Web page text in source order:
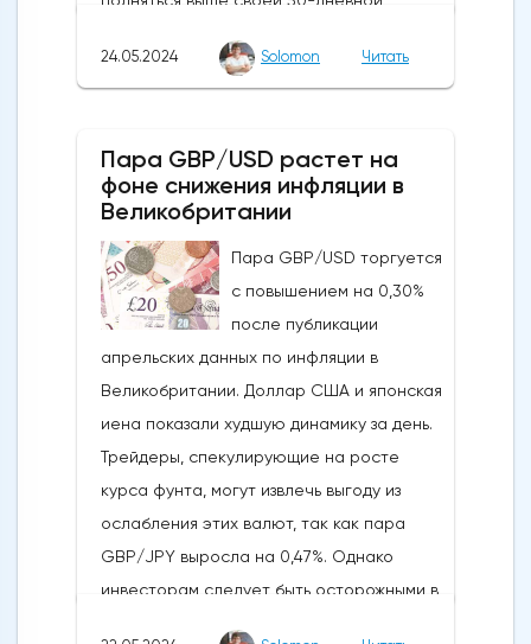
бычьих колебаний, которые могут развеять
криптовалюты.Курс супер-альткоина не
рос до тех пор, пока за неделю до
21Shares и ARK не утвердили спотовые ETF
на Ethereum. К счастью для Ethereum, в
понедельник, 20 мая, ожидания стали
более оптимистичными, что помогло
криптовалюте вырасти более чем на 20%.
Таким образом, Ethereum преодолел
отметку сопротивления в 3800
долларов.Осцилляторы и цена самого
Эфириума показывают, что произошло
значительное восстановление
динамической стороны монеты. Таким
образом, все эти факторы будут
24.05.2024 Solomon Читать
Пара GBP/USD растет на
фоне снижения инфляции в
Великобритании
Пара GBP/USD торгуется
с повышением на 0,30%
после публикации
апрельских данных по инфляции в
Великобритании. Доллар США и японская
иена показали худшую динамику за день.
Трейдеры, спекулирующие на росте
курса фунта, могут извлечь выгоду из
ослабления этих валют, так как пара
GBP/JPY выросла на 0,47%. Однако
инвесторам следует быть осторожными в